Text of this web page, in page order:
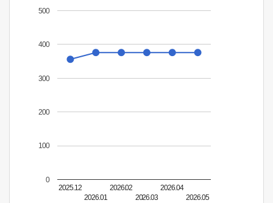
2025.12
2026.01
2026.02
2026.03
2026.04
2026.05
0
100
200
300
400
500